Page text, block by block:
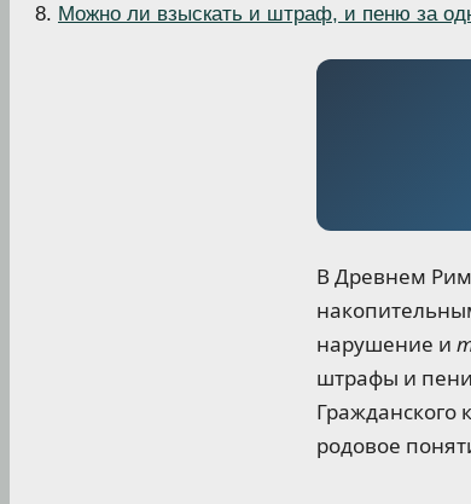
Можно ли взыскать и штраф, и пеню за
В Древнем
нарушение и
штрафы и
Гражданского
родовое